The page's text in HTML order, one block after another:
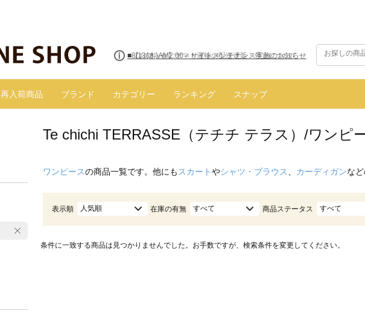
■8/13(木)AM2:00～サイトメンテナンス実施のお知らせ
再入荷商品 ブランド カテゴリー ランキング スナップ
Te chichi TERRASSE（テチチ テラス）/ワンピ
ワンピースの商品一覧です。他にも スカートやシャツ・ブラウス カーディガンな
表示順 人気順 在庫の有無 すべて 商品ステータス すべて
条件に一致する商品は見つかりませんでした。お手数ですが、検索条件を変更してください。